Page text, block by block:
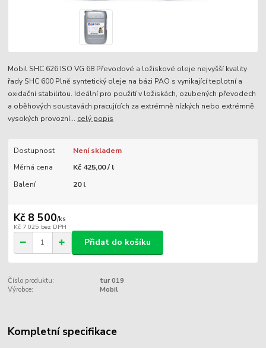
Mobil SHC 626 ISO VG 68 Převodové a ložiskové oleje nejvyšší kvality
řady SHC 600 Plně syntetický oleje na bázi PAO s vynikající teplotní a
oxidační stabilitou. Ideální pro použití v ložiskách, ozubených převodech
a oběhových soustavách pracujících za extrémně nízkých nebo extrémně
vysokých provozní... celý popis
Dostupnost
Není skladem
Měrná cena
Kč 425,00 / l
Balení
20 l
Kč 8 500/ks
Kč 7 025 bez DPH
Přidat do košíku
Číslo produktu:
tur 019
Výrobce:
Mobil
Kompletní specifikace